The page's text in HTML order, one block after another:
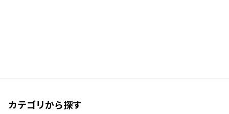
カテゴリから探す